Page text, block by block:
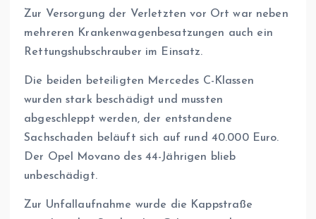
Zur Versorgung der Verletzten vor Ort war neben
mehreren Krankenwagenbesatzungen auch ein
Rettungshubschrauber im Einsatz.
Die beiden beteiligten Mercedes C-Klassen
wurden stark beschädigt und mussten
abgeschleppt werden, der entstandene
Sachschaden beläuft sich auf rund 40.000 Euro.
Der Opel Movano des 44-Jährigen blieb
unbeschädigt.
Zur Unfallaufnahme wurde die Kappstraße